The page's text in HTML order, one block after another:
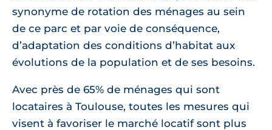
synonyme de rotation des ménages au sein
de ce parc et par voie de conséquence,
d’adaptation des conditions d’habitat aux
évolutions de la population et de ses besoins.
Avec près de 65% de ménages qui sont
locataires à Toulouse, toutes les mesures qui
visent à favoriser le marché locatif sont plus